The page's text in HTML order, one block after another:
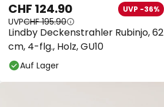
Lindby Deckenstrahler Rubinjo, 62
cm, 4-flg., Holz, GU10
CHF 124.90 UVP -36%
UVPCHF 195.90
Auf Lager